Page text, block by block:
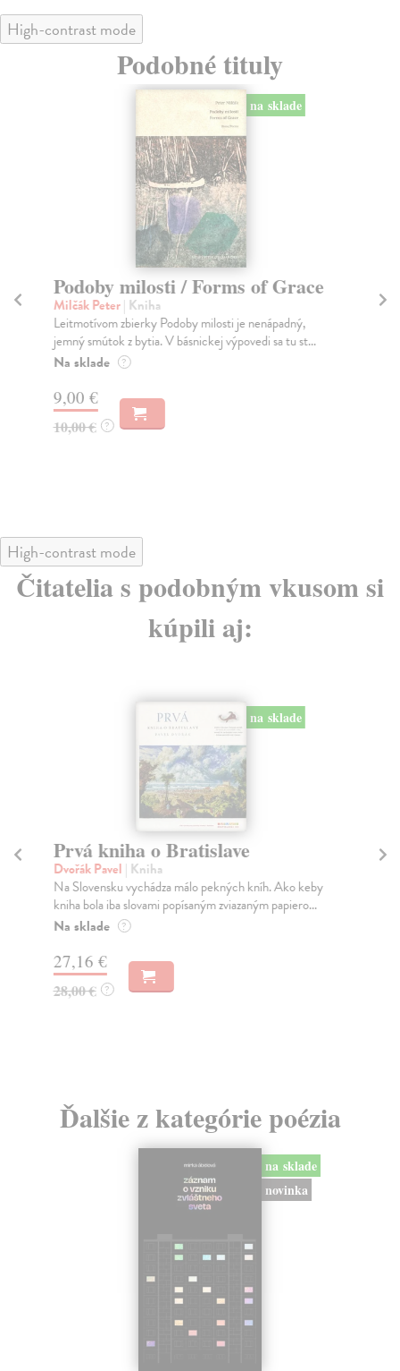
High-contrast mode
Podobné tituly
na sklade
Podoby milosti / Forms of Grace
Milčák Peter| Kniha
Leitmotívom zbierky Podoby milosti je nenápadný,
jemný smútok z bytia. V básnickej výpovedi sa tu st...
Na sklade ?
9,00 €
10,00 € ?
High-contrast mode
Čitatelia s podobným vkusom si
kúpili aj:
na sklade
Prvá kniha o Bratislave
Dvořák Pavel | Kniha
Na Slovensku vychádza málo pekných kníh. Ako keby
kniha bola iba slovami popísaným zviazaným papiero...
Na sklade ?
27,16 €
28,00 € ?
Ďalšie z kategórie poézia
na sklade
novinka